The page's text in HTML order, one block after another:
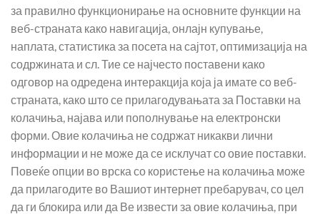
за правилно функционирање на основните функции на
веб-страната како навигација, онлајн купување,
наплата, статистика за посета на сајтот, оптимизација на
содржината и сл. Тие се најчесто поставени како
одговор на одредена интеракција која ја имате со веб-
страната, како што се прилагодувањата за Поставки на
колачиња, најава или пополнување на електронски
форми. Овие колачиња не содржат никакви лични
информации и не може да се исклучат со овие поставки.
Повеќе опции во врска со користење на колачиња може
да прилагодите во Вашиот интернет пребарувач, со цел
да ги блокира или да Ве извести за овие колачиња, при